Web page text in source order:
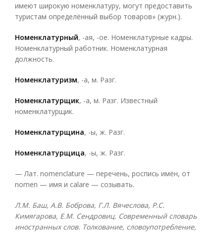
имеют широкую номенклатуру, могут предоставить
туристам определённый выбор товаров» (журн.).
Номенклатурный, -ая, -ое. Номенклатурные кадры.
Номенклатурный работник. Номенклатурная
должность.
Номенклатуризм, -а, м. Разг.
Номенклатурщик, -а, м. Разг. Известный
номенклатурщик.
Номенклатурщина, -ы, ж. Разг.
Номенклатурщица, -ы, ж. Разг.
— Лат. nomenclature — перечень, роспись имён, от
nomen — имя и calare — созывать.
Л.М. Баш, А.В. Боброва, Г.Л. Вячеслова, Р.С.
Кимягарова, Е.М. Сендровиц. Современный словарь
иностранных слов. Толкование, словоупотребление,